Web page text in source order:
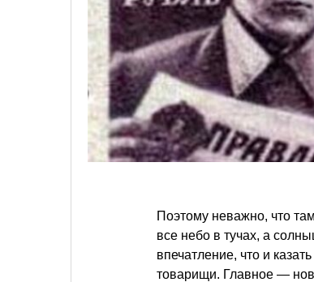
Поэтому неважно, что
все небо в тучах, а
впечатление, что и
товарищи. Главное —